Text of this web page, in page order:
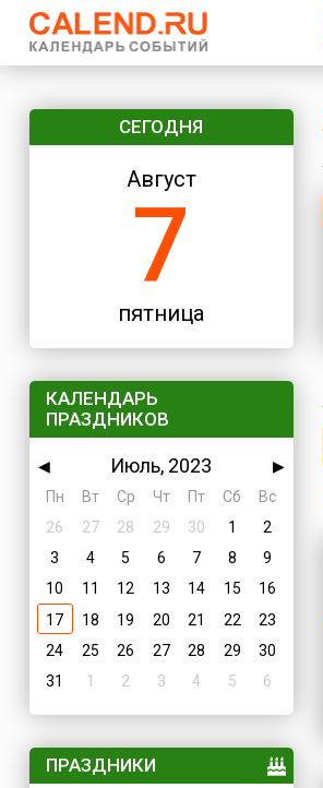
СЕГОДНЯ
Август
7
пятница
КАЛЕНДАРЬ
ПРАЗДНИКОВ
◀ Июль, 2023
▶
Пн
Вт Ср Чт Пт Сб
Вс
26
27 28 29 30 1
2
3
4 5 6 7 8
9
10
11 12 13 14 15
16
17
18 19 20 21 22
23
24
25 26 27 28 29
30
31
1 2 3 4 5 6
ПРАЗДНИКИ